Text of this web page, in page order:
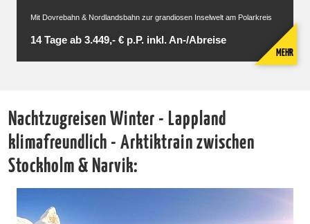
Mit Dovrebahn & Nordlandsbahn zur grandiosen Inselwelt am Polarkreis
14 Tage ab 3.449,- € p.P. inkl. An-/Abreise
MEHR
Nachtzugreisen Winter - Lappland
klimafreundlich - Arktiktrain zwischen
Stockholm & Narvik: